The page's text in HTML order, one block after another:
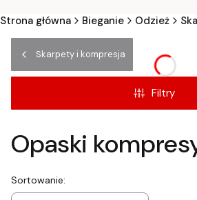
Strona główna Bieganie Odzież
Skarpety i kompresja
Filtry
Opaski
Lista produktów
Sortowanie: